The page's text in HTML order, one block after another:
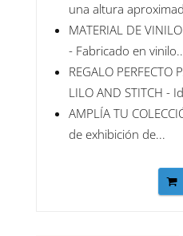
una altura
MATERIAL DE
- Fabricado en
REGALO PERFECTO
LILO AND STITCH -
AMPLÍA TU
de exhibición de...